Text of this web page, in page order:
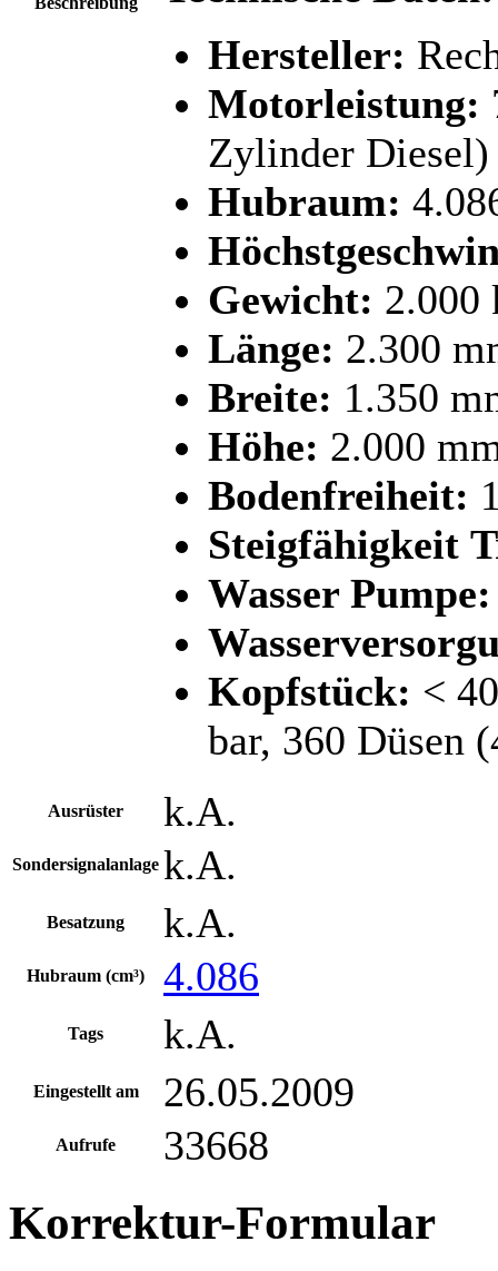
Hersteller:
Motorleistung:
Zylinder Diesel)
Hubraum:
Gewicht: 2.000
Länge: 2.300
Breite: 1.350
Höhe: 2.000
Bodenfreiheit:
Steigfähigkeit
Wasser Pumpe:
Kopfstück: <
bar, 360 Düsen
Ausrüster k.A.
Sondersignalanlage k.A.
Besatzung k.A.
Hubraum (cm³) 4.086
Tags k.A.
Eingestellt am 26.05.2009
Aufrufe 33668
Korrektur-Formular